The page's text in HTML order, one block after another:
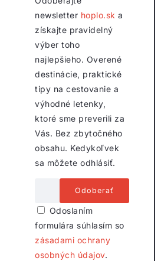
newsletter hoplo.sk a
získajte pravidelný
výber toho
najlepšieho. Overené
destinácie, praktické
tipy na cestovanie a
výhodné letenky,
ktoré sme preverili za
Vás. Bez zbytočného
obsahu. Kedykoľvek
sa môžete odhlásiť.
Odoslaním
formulára súhlasím so
zásadami ochrany
osobných údajov.